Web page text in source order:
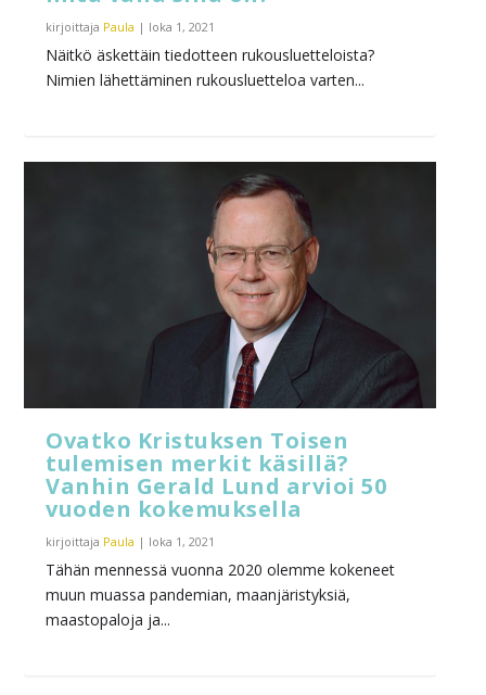
kirjoittaja Paula | loka 1, 2021
Näitkö äskettäin tiedotteen rukousluetteloista?
Nimien lähettäminen rukousluetteloa varten...
Ovatko Kristuksen Toisen
tulemisen merkit käsillä?
Vanhin Gerald Lund arvioi 50
vuoden kokemuksella
kirjoittaja Paula | loka 1, 2021
Tähän mennessä vuonna 2020 olemme kokeneet
muun muassa pandemian, maanjäristyksiä,
maastopaloja ja...